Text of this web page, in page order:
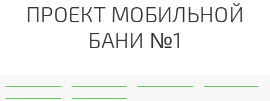
ПРОЕКТ МОБИЛЬНОЙ
БАНИ №1